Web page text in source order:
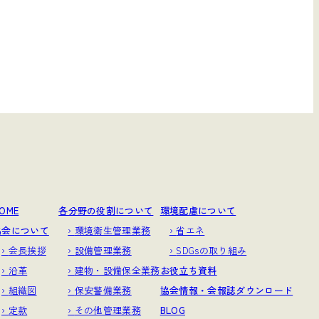
について
会長挨拶
沿革
組織図
定款
各分野の役割について
環境衛生管理業務
設備管理業務
建物・設備保全業務
保安警備業務
その他管理業務
環境配慮について
省エネ
SDGsの取り組み
お役立ち資料
協会情報・会報誌ダウンロード
BLOG